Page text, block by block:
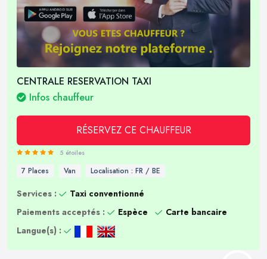
CENTRALE RESERVATION TAXI
Infos chauffeur
RÉSERVEZ CE CHAUFFEUR
5 étoiles
7 Places Van Localisation : FR / BE
Services :
Taxi conventionné
Paiements acceptés :
Espèce
Carte bancaire
Langue(s) :